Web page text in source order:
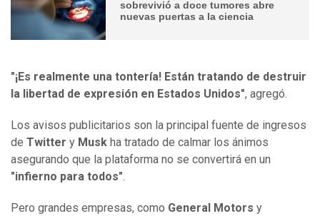
sobrevivió a doce tumores abre
nuevas puertas a la ciencia
"¡Es realmente una tontería! Están tratando de destruir
la libertad de expresión en Estados Unidos", agregó.
Los avisos publicitarios son la principal fuente de ingresos
de Twitter y Musk ha tratado de calmar los ánimos
asegurando que la plataforma no se convertirá en un
"infierno para todos".
Pero grandes empresas, como General Motors y